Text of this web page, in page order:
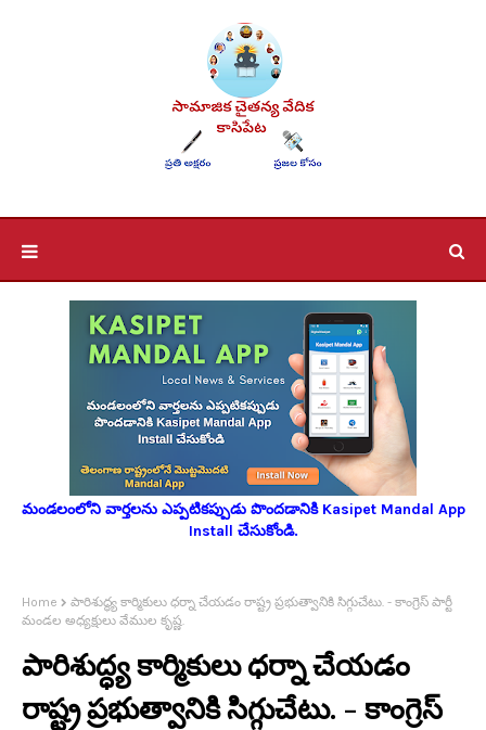
మండలంలోని వార్తలను ఎప్పటికప్పుడు పొందడానికి Kasipet Mandal App
Install చేసుకోండి.
Home
పారిశుద్ధ్య కార్మికులు ధర్నా చేయడం రాష్ట్ర ప్రభుత్వానికి సిగ్గుచేటు. - కాంగ్రెస్ పార్టీ
మండల అధ్యక్షులు వేముల కృష్ణ.
పారిశుద్ధ్య కార్మికులు ధర్నా చేయడం
రాష్ట్ర ప్రభుత్వానికి సిగ్గుచేటు. - కాంగ్రెస్